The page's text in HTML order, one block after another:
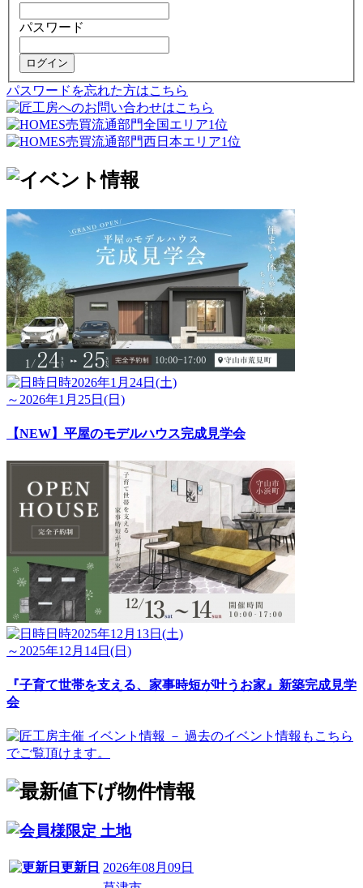
パスワード
ログイン
パスワードを忘れた方はこちら
日時2026年1月24日(土)
～2026年1月25日(日)
【NEW】平屋のモデルハウス完成見学会
日時2025年12月13日(土)
～2025年12月14日(日)
『子育て世帯を支える、家事時短が叶うお家』新築完成見学
会
土地
更新日 2026年08月09日